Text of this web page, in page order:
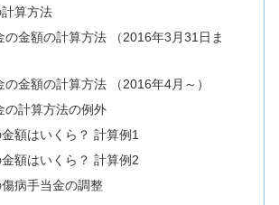
算方法
の金額の計算方法 （2016年3月31日ま
の金額の計算方法 （2016年4月～）
の計算方法の例外
額はいくら？ 計算例1
額はいくら？ 計算例2
病手当金の調整